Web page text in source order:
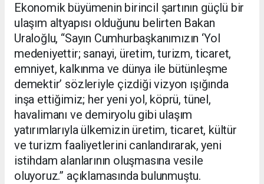
Ekonomik büyümenin birincil şartının güçlü bir
ulaşım altyapısı olduğunu belirten Bakan
Uraloğlu, “Sayın Cumhurbaşkanımızın ‘Yol
medeniyettir; sanayi, üretim, turizm, ticaret,
emniyet, kalkınma ve dünya ile bütünleşme
demektir’ sözleriyle çizdiği vizyon ışığında
inşa ettiğimiz; her yeni yol, köprü, tünel,
havalimanı ve demiryolu gibi ulaşım
yatırımlarıyla ülkemizin üretim, ticaret, kültür
ve turizm faaliyetlerini canlandırarak, yeni
istihdam alanlarının oluşmasına vesile
oluyoruz.” açıklamasında bulunmuştu.